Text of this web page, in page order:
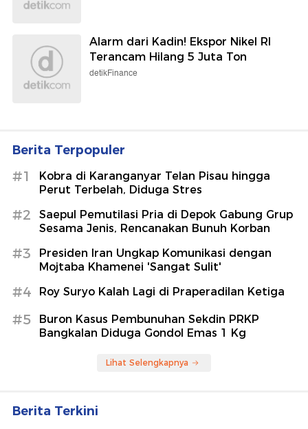
Alarm dari Kadin! Ekspor Nikel RI
Terancam Hilang 5 Juta Ton
detikFinance
Berita Terpopuler
#1
Kobra di Karanganyar Telan Pisau hingga
Perut Terbelah, Diduga Stres
#2
Saepul Pemutilasi Pria di Depok Gabung Grup
Sesama Jenis, Rencanakan Bunuh Korban
#3
Presiden Iran Ungkap Komunikasi dengan
Mojtaba Khamenei 'Sangat Sulit'
#4 Roy Suryo Kalah Lagi di Praperadilan Ketiga
#5
Buron Kasus Pembunuhan Sekdin PRKP
Bangkalan Diduga Gondol Emas 1 Kg
Lihat Selengkapnya
Berita Terkini